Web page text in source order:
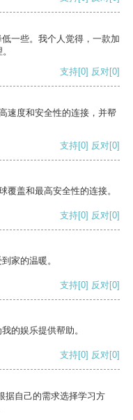
一些。我个人觉得，一款加
支持[0] 反对[0]
速度和安全性的连接，并帮
支持[0] 反对[0]
覆盖和最高安全性的连接。
支持[0] 反对[0]
家的温暖。
支持[0] 反对[0]
的娱乐提供帮助。
支持[0] 反对[0]
据自己的需求选择学习方